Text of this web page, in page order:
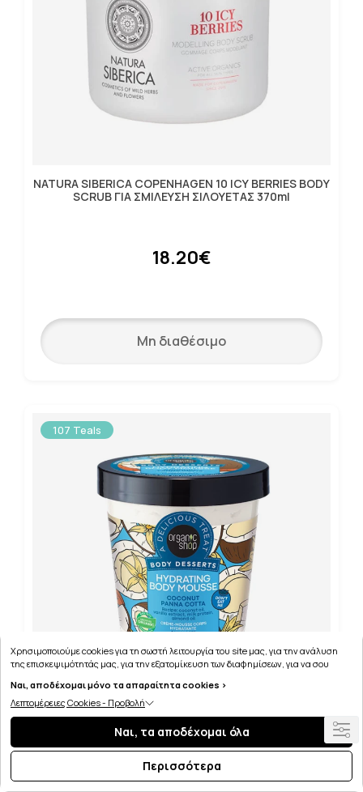
NATURA SIBERICA COPENHAGEN 10 ICY BERRIES BODY
SCRUB ΓΙΑ ΣΜΙΛΕΥΣΗ ΣΙΛΟΥΕΤΑΣ 370ml
18.20€
Μη διαθέσιμο
107 Teals
ORGANIC SHOP BODY DESSERTS COCONUT PANNA
COTTA ΕΝΥΔΑΤΙΚΗ ΜΟΥΣ ΣΩΜΑΤΟΣ 450ML
Χρησιμοποιούμε cookies για τη σωστή λειτουργία του site μας, για την ανάλυση
της επισκεψιμότητάς μας, για την εξατομίκευση των διαφημίσεων, για να σου
μας εύκολα! Μπορείς να δεις τη πολιτική μας για τα cookies
Ναι, αποδέχομαι μόνο τα απαραίτητα cookies >
Λεπτομέρειες Cookies - Προβολή
Ναι, τα αποδέχομαι όλα
Περισσότερα